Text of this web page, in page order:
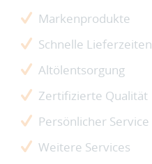
Markenprodukte
Schnelle Lieferzeiten
Altölentsorgung
Zertifizierte Qualität
Persönlicher Service
Weitere Services